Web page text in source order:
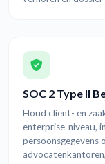
SOC 2 Type II
Houd cliënt- en
enterprise-niveau,
persoonsgegevens